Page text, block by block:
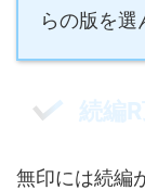
らの版を選
続編
無印には続編